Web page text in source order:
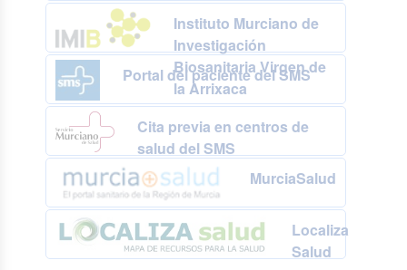
Instituto Murciano de
Investigación
Biosanitaria Virgen de
la Arrixaca
Portal del paciente del SMS
Cita previa en centros de
salud del SMS
MurciaSalud
Localiza
Salud